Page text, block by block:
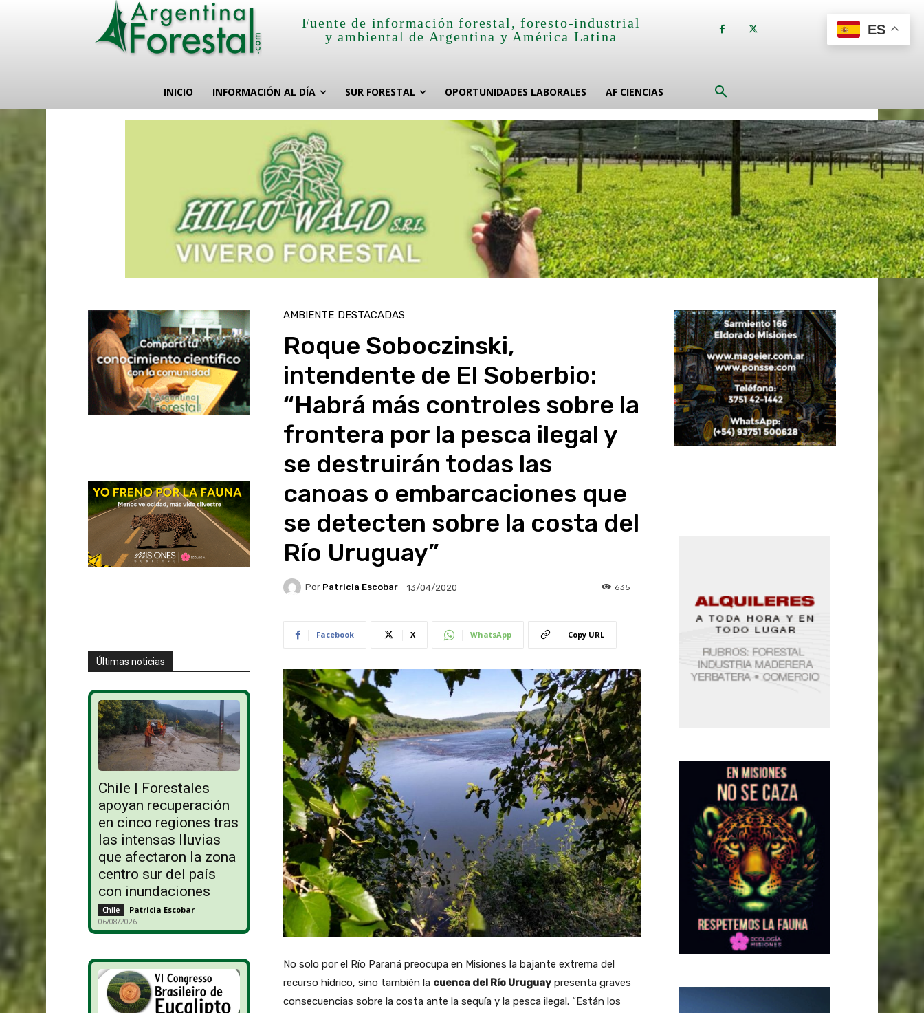
Fuente de información forestal, foresto-industrial
y ambiental de Argentina y América Latina
INICIO INFORMACIÓN AL DÍA SUR FORESTAL OPORTUNIDADES LABORALES AF CIENCIAS
Últimas noticias
Chile | Forestales
apoyan recuperación
en cinco regiones tras
las intensas lluvias
que afectaron la zona
centro sur del país
con inundaciones
Chile Patricia Escobar -
06/08/2026
AMBIENTE DESTACADAS
Roque Soboczinski,
intendente de El Soberbio:
“Habrá más controles sobre la
frontera por la pesca ilegal y
se destruirán todas las
canoas o embarcaciones que
se detecten sobre la costa del
Río Uruguay”
Por Patricia Escobar 13/04/2020 635
Facebook X WhatsApp Copy URL
No solo por el Río Paraná preocupa en Misiones la bajante extrema del
recurso hídrico, sino también la cuenca del Río Uruguaypresenta graves
consecuencias sobre la costa ante la sequía y la pesca ilegal. “Están los
ES